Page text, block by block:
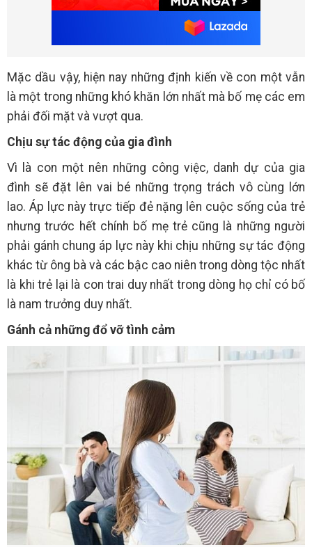
Mặc dầu vậy, hiện nay những định kiến về con một vẫn
là một trong những khó khăn lớn nhất mà bố mẹ các em
phải đối mặt và vượt qua.
Chịu sự tác động của gia đình
Vì là con một nên những công việc, danh dự của gia
đình sẽ đặt lên vai bé những trọng trách vô cùng lớn
lao. Áp lực này trực tiếp đẻ nặng lên cuộc sống của trẻ
nhưng trước hết chính bố mẹ trẻ cũng là những người
phải gánh chung áp lực này khi chịu những sự tác động
khác từ ông bà và các bậc cao niên trong dòng tộc nhất
là khi trẻ lại là con trai duy nhất trong dòng họ chỉ có bố
là nam trưởng duy nhất.
Gánh cả những đổ vỡ tình cảm